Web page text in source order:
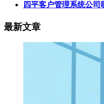
四平客户管理系统公司
最新文章